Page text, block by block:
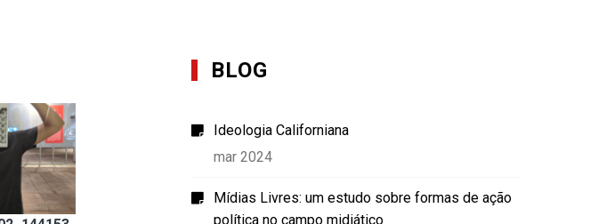
BLOG
Ideologia Californiana
mar 2024
Mídias Livres: um estudo sobre formas de ação
política no campo midiático